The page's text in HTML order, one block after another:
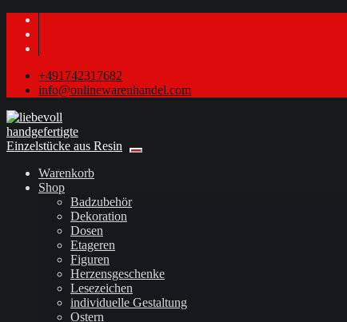
+491742317682
info@onlinewarenhandel.com
Warenkorb
Shop
Badzubehör
Dekoration
Dosen
Etageren
Figuren
Herzensgeschenke
Lesezeichen
individuelle Gestaltung
Ostern